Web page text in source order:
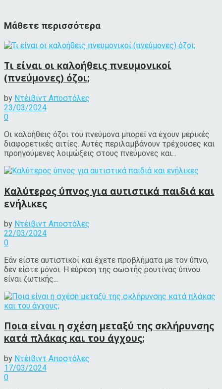
Μάθετε περισσότερα
Τι είναι οι καλοήθεις πνευμονικοί
(πνεύμονες) όζοι;
by Ντέιβιντ Αποστόλες
23/03/2024
0
Οι καλοήθεις όζοι του πνεύμονα μπορεί να έχουν μερικές
διαφορετικές αιτίες. Αυτές περιλαμβάνουν τρέχουσες και
προηγούμενες λοιμώξεις στους πνεύμονες και...
Καλύτερος ύπνος για αυτιστικά παιδιά και
ενήλικες
by Ντέιβιντ Αποστόλες
22/03/2024
0
Εάν είστε αυτιστικοί και έχετε προβλήματα με τον ύπνο,
δεν είστε μόνοι. Η εύρεση της σωστής ρουτίνας ύπνου
είναι ζωτικής...
Ποια είναι η σχέση μεταξύ της σκλήρυνσης
κατά πλάκας και του άγχους;
by Ντέιβιντ Αποστόλες
17/03/2024
0